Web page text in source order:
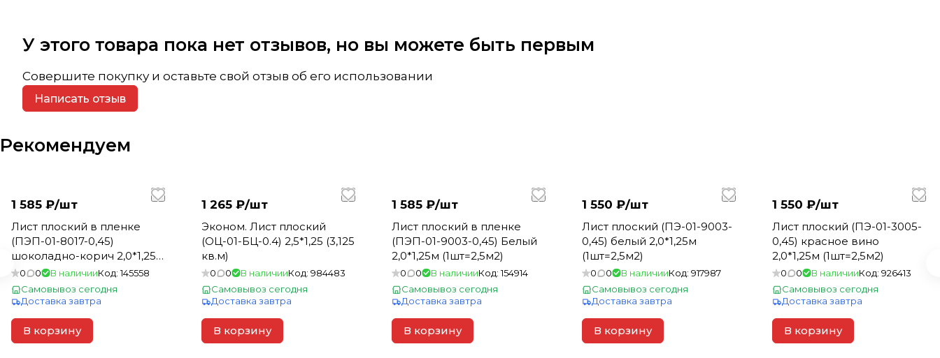
У этого товара пока нет отзывов, но вы можете быть первым
Совершите покупку и оставьте свой отзыв об его использовании
Написать отзыв
Рекомендуем
1 585 ₽/шт
Лист плоский в пленке
(ПЭП-01-8017-0,45)
шоколадно-корич 2,0*1,25м
(1шт=2,5м2)
0 0 В наличииКод:145558
Самовывоз сегодня
Доставка завтра
В корзину
1 265 ₽/шт
Эконом. Лист плоский
(ОЦ-01-БЦ-0.4) 2,5*1,25 (3,125
кв.м)
0 0 В наличииКод: 984483
Самовывоз сегодня
Доставка завтра
В корзину
1 585 ₽/шт
Лист плоский в пленке
(ПЭП-01-9003-0,45) Белый
2,0*1,25м (1шт=2,5м2)
0 0 В наличииКод:154914
Самовывоз сегодня
Доставка завтра
В корзину
1 550 ₽/шт
Лист плоский (ПЭ-01-9003-
0,45) белый 2,0*1,25м
(1шт=2,5м2)
0 0 В наличииКод: 917987
Самовывоз сегодня
Доставка завтра
В корзину
1 550 ₽/шт
Лист плоский (ПЭ-01-3005-
0,45) красное вино
2,0*1,25м (1шт=2,5м2)
0 0 В наличииКод: 926413
Самовывоз сегодня
Доставка завтра
В корзину